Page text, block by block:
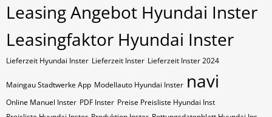
Leasing Angebot Hyundai Inster
Leasingfaktor Hyundai Inster
Lieferzeit Hyundai Inster Lieferzeit Inster Lieferzeit Inster 2024
Maingau Stadtwerke App Modellauto Hyundai Inster navi
Online Manuel Inster PDF Inster Preise Preisliste Hyundai Inst